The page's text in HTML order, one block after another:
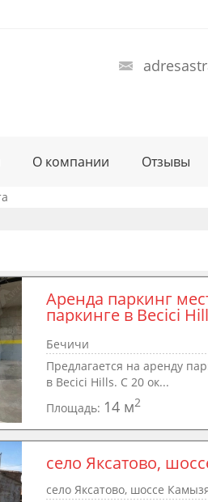
О компании Отзывы
Аренда паркинг
паркинге в Becici
Бечичи
Предлагается на аренду
в Becici Hills. С 20 ок...
Площадь: 14 м2
село Яксатово,
село Яксатово, шоссе